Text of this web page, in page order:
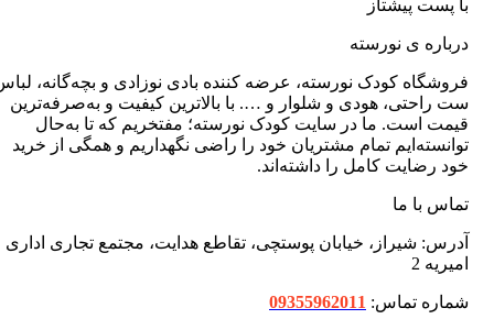
با پست پیشتاز
درباره ی نورسته
فروشگاه کودک نورسته، عرضه کننده بادی نوزادی و بچه‌گانه،
ست راحتی، هودی و شلوار و …. با بالاترین کیفیت و به‌صرفه‌ترین
قیمت است. ما در سایت کودک نورسته؛ مفتخریم که تا به‌حال
توانسته‌ایم تمام مشتریان خود را راضی نگهداریم و همگی از خرید
خود رضایت کامل را داشته‌اند.
تماس با ما
آدرس: شیراز، خیابان پوستچی، تقاطع هدایت، مجتمع تجاری اداری
امیریه 2
شماره تماس: 09355962011